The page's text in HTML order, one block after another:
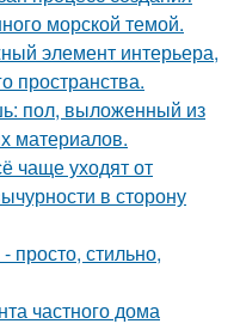
морской темой.
элемент интерьера,
пространства.
пол, выложенный из
материалов.
чаще уходят от
в сторону
просто, стильно,
частного дома